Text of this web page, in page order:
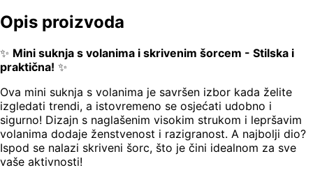
Opis proizvoda
✨ Mini suknja s volanima i skrivenim šorcem - Stilska i
praktična! ✨
Ova mini suknja s volanima je savršen izbor kada želite
izgledati trendi, a istovremeno se osjećati udobno i
sigurno! Dizajn s naglašenim visokim strukom i lepršavim
volanima dodaje ženstvenost i razigranost. A najbolji dio?
Ispod se nalazi skriveni šorc, što je čini idealnom za sve
vaše aktivnosti!